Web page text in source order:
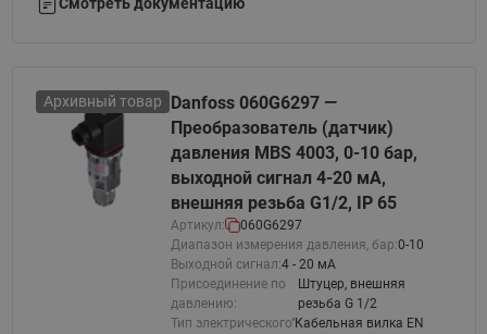
Архивный товар
Danfoss 060G6297 —
Преобразователь (датчик)
давления MBS 4003, 0-10 бар,
выходной сигнал 4-20 мА,
внешняя резьба G1/2, IP 65
Артикул:
060G6297
Диапазон измерения давления, бар:0-10
Выходной сигнал:4 - 20 мА
Присоединение по
давлению:
Штуцер, внешняя
резьба G 1/2
Тип электрического'Кабельная вилка EN